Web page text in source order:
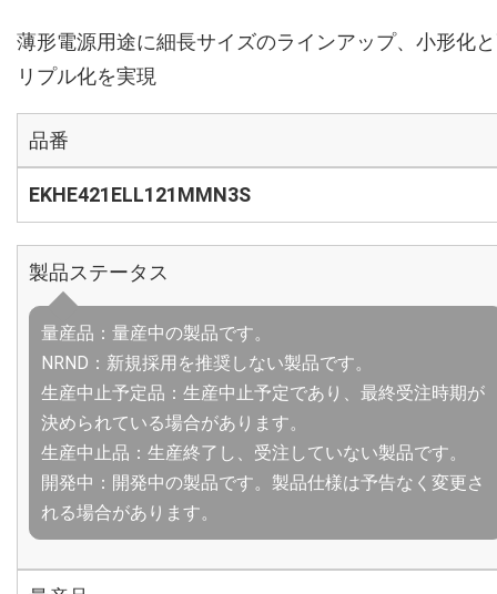
薄形電源用途に細長サイズのラインアップ、小形化
リプル化を実現
品番
EKHE421ELL121MMN3S
製品ステータス
量産品：量産中の製品です。
NRND：新規採用を推奨しない製品です。
生産中止予定品：生産中止予定であり、最終受注時期が
決められている場合があります。
生産中止品：生産終了し、受注していない製品です。
開発中：開発中の製品です。製品仕様は予告なく変更さ
れる場合があります。